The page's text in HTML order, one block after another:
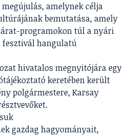
amelynek célja
bemutatása, amely
programokon túl a nyári
fesztivál hangulatú
hivatalos megnyitójára egy
keretében került
polgármestere, Karsay
gazdag hagyományait,